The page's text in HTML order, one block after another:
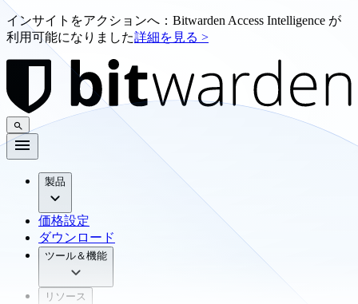
インサイトをアクションへ：Bitwarden Access Intelligence が
利用可能になりました詳細を見る >
製品
価格設定
ダウンロード
ツール＆機能
リソース